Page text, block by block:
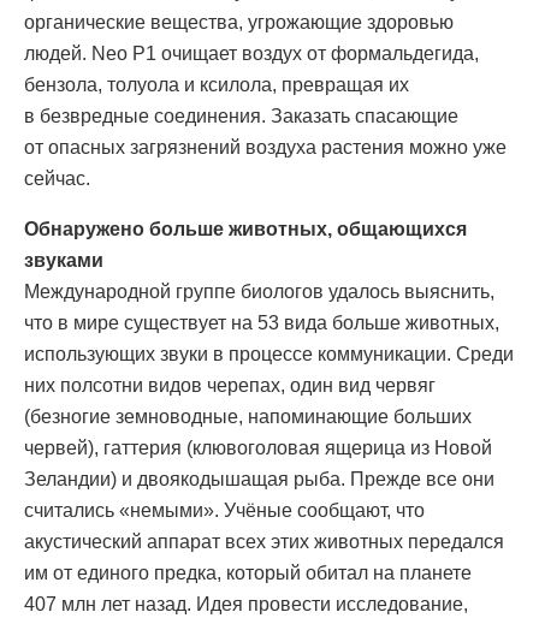
органические вещества, угрожающие здоровью
людей. Neo P1 очищает воздух от формальдегида,
бензола, толуола и ксилола, превращая их
в безвредные соединения. Заказать спасающие
от опасных загрязнений воздуха растения можно уже
сейчас.
Обнаружено больше животных, общающихся
звуками
Международной группе биологов удалось выяснить,
что в мире существует на 53 вида больше животных,
использующих звуки в процессе коммуникации. Среди
них полсотни видов черепах, один вид червяг
(безногие земноводные, напоминающие больших
червей), гаттерия (клювоголовая ящерица из Новой
Зеландии) и двоякодышащая рыба. Прежде все они
считались «немыми». Учёные сообщают, что
акустический аппарат всех этих животных передался
им от единого предка, который обитал на планете
407 млн лет назад. Идея провести исследование,